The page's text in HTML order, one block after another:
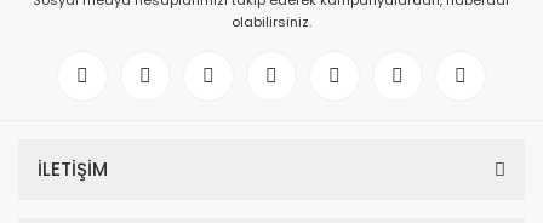
olabilirsiniz.
İLETİŞİM